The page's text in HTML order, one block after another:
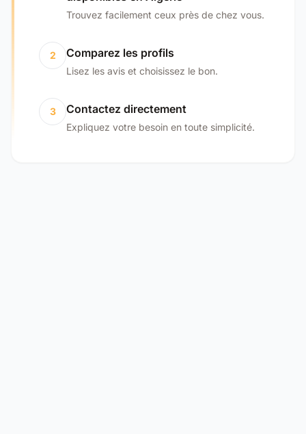
Trouvez facilement ceux près de chez vous.
2 Comparez les profils
Lisez les avis et choisissez le bon.
3 Contactez directement
Expliquez votre besoin en toute simplicité.